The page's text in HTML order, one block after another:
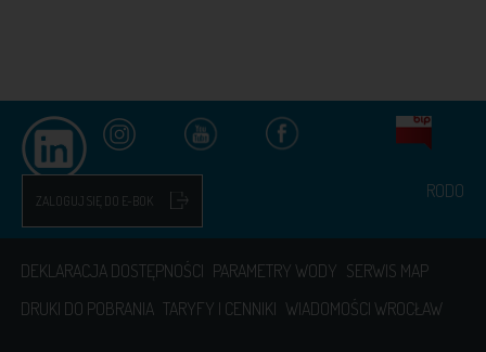
ZALOGUJ SIĘ DO E-BOK
DEKLARACJA DOSTĘPNOŚCI PARAMETRY WODY SERWIS MAP
DRUKI DO POBRANIA TARYFY I CENNIKI WIADOMOŚCI WROCŁAW
RODO